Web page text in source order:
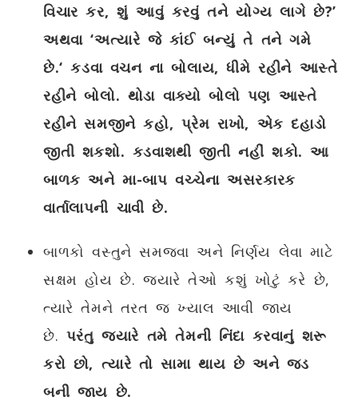
વિચાર કર, શું આવું કરવું તને યોગ્ય લાગે છે?’
અથવા ‘અત્યારે જે કાંઈ બન્યું તે તને ગમે
છે.‘ કડવા વચન ના બોલાય, ધીમે રહીને આસ્તે
રહીને બોલો. થોડા વાક્યો બોલો પણ આસ્તે
રહીને સમજીને કહો, પ્રેમ રાખો, એક દહાડો
જીતી શકશો. કડવાશથી જીતી નહીં શકો. આ
બાળક અને મા-બાપ વચ્ચેના અસરકારક
વાર્તાલાપની ચાવી છે.
બાળકો વસ્તુને સમજવા અને નિર્ણય લેવા માટે
સક્ષમ હોય છે. જ્યારે તેઓ કશું ખોટું કરે છે,
ત્યારે તેમને તરત જ ખ્યાલ આવી જાય
છે. પરંતુ જ્યારે તમે તેમની નિંદા કરવાનું શરૂ
કરો છો, ત્યારે તો સામા થાય છે અને જડ
બની જાય છે.